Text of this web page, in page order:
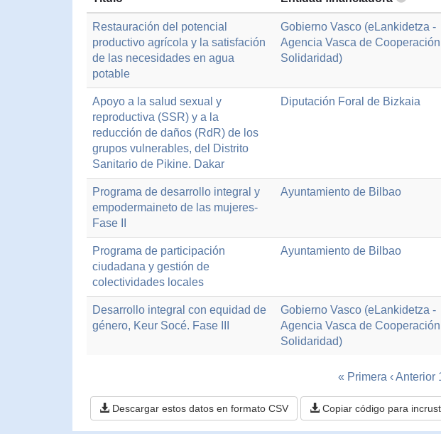
Restauración del potencial
productivo agrícola y la satisfación
de las necesidades en agua
potable
Gobierno Vasco (eLankidetza -
Agencia Vasca de
Solidaridad)
Apoyo a la salud sexual y
reproductiva (SSR) y a la
reducción de daños (RdR) de los
grupos vulnerables, del Distrito
Sanitario de Pikine. Dakar
Diputación Foral de Bizkaia
Programa de desarrollo integral y
empodermaineto de las mujeres-
Fase II
Ayuntamiento de Bilbao
Programa de participación
ciudadana y gestión de
colectividades locales
Ayuntamiento de Bilbao
Desarrollo integral con equidad de
género, Keur Socé. Fase III
Gobierno Vasco (eLankidetza -
Agencia Vasca de
Solidaridad)
« Primera ‹ Anterior
Descargar estos datos en formato CSV Copiar código para